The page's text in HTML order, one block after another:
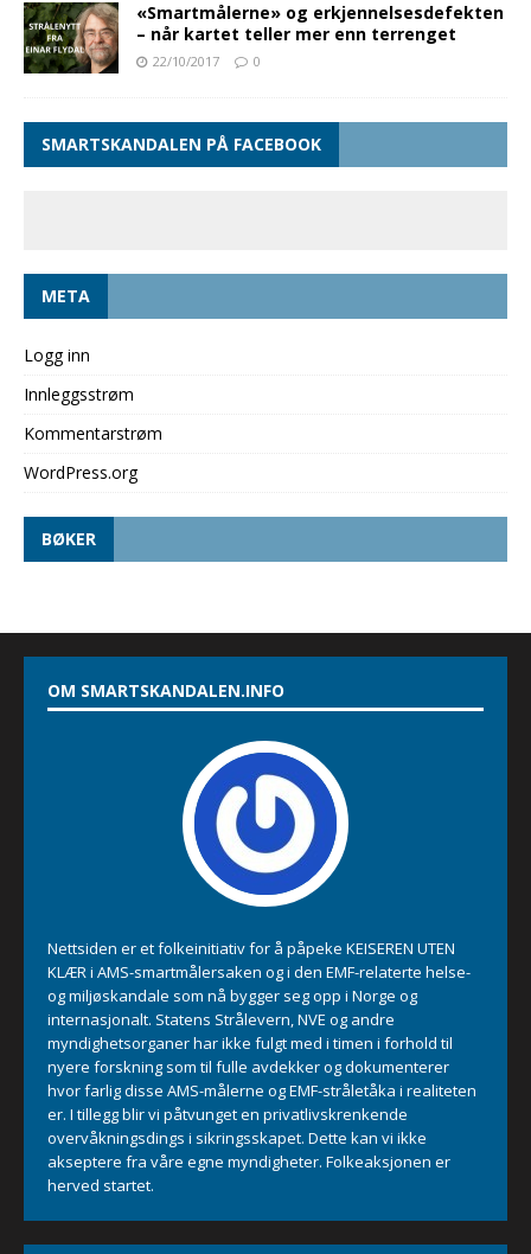
«Smartmålerne» og erkjennelsesdefekten
– når kartet teller mer enn terrenget
22/10/2017 0
SMARTSKANDALEN PÅ FACEBOOK
META
Logg inn
Innleggsstrøm
Kommentarstrøm
WordPress.org
BØKER
OM SMARTSKANDALEN.INFO
Nettsiden er et folkeinitiativ for å påpeke KEISEREN UTEN
KLÆR i AMS-smartmålersaken og i den EMF-relaterte helse-
og miljøskandale som nå bygger seg opp i Norge og
internasjonalt. Statens Strålevern, NVE og andre
myndighetsorganer har ikke fulgt med i timen i forhold til
nyere forskning som til fulle avdekker og dokumenterer
hvor farlig disse AMS-målerne og EMF-stråletåka i realiteten
er. I tillegg blir vi påtvunget en privatlivskrenkende
overvåkningsdings i sikringsskapet. Dette kan vi ikke
akseptere fra våre egne myndigheter. Folkeaksjonen er
herved startet.